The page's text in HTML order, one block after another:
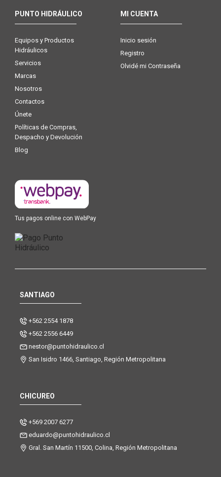
PUNTO HIDRÁULICO
Equipos y Productos
Hidráulicos
Servicios
Marcas
Nosotros
Contactos
Únete
Políticas de Compras,
Despacho y Devolución
Blog
MI CUENTA
Inicio sesión
Registro
Olvidé mi Contraseña
Tus pagos online con WebPay
SANTIAGO
+562 2554 1878
+562 2556 6449
nestor@puntohidraulico.cl
San Isidro 1466, Santiago, Región Metropolitana
CHICUREO
+569 2007 6277
eduardo@puntohidraulico.cl
Gral. San Martín 11500, Colina, Región Metropolitana